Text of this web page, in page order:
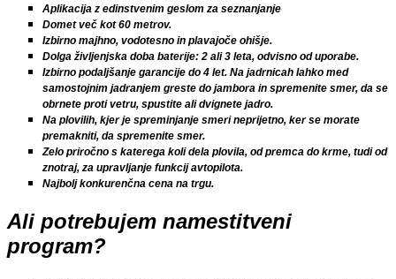
Aplikacija z edinstvenim geslom za seznanjanje
Domet več kot 60 metrov.
Izbirno majhno, vodotesno in plavajoče ohišje.
Dolga življenjska doba baterije: 2 ali 3 leta, odvisno od uporabe.
Izbirno podaljšanje garancije do 4 let. Na jadrnicah lahko med
samostojnim jadranjem greste do jambora in spremenite smer, da se
obrnete proti vetru, spustite ali dvignete jadro.
Na plovilih, kjer je spreminjanje smeri neprijetno, ker se morate
premakniti, da spremenite smer.
Zelo priročno s katerega koli dela plovila, od premca do krme, tudi od
znotraj, za upravljanje funkcij avtopilota.
Najbolj konkurenčna cena na trgu.
Ali potrebujem namestitveni
program?